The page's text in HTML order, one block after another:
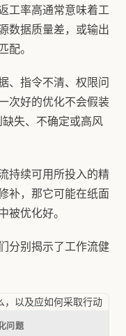
工率高通常意味着工
数据质量差，或输出
。
、指令不清、权限问
次好的优化不会假装
失、不确定或高风
持续可用所投入的精
补，那它可能在纸面
优化好。
分别揭示了工作流健
，以及应如何采取行动
问题